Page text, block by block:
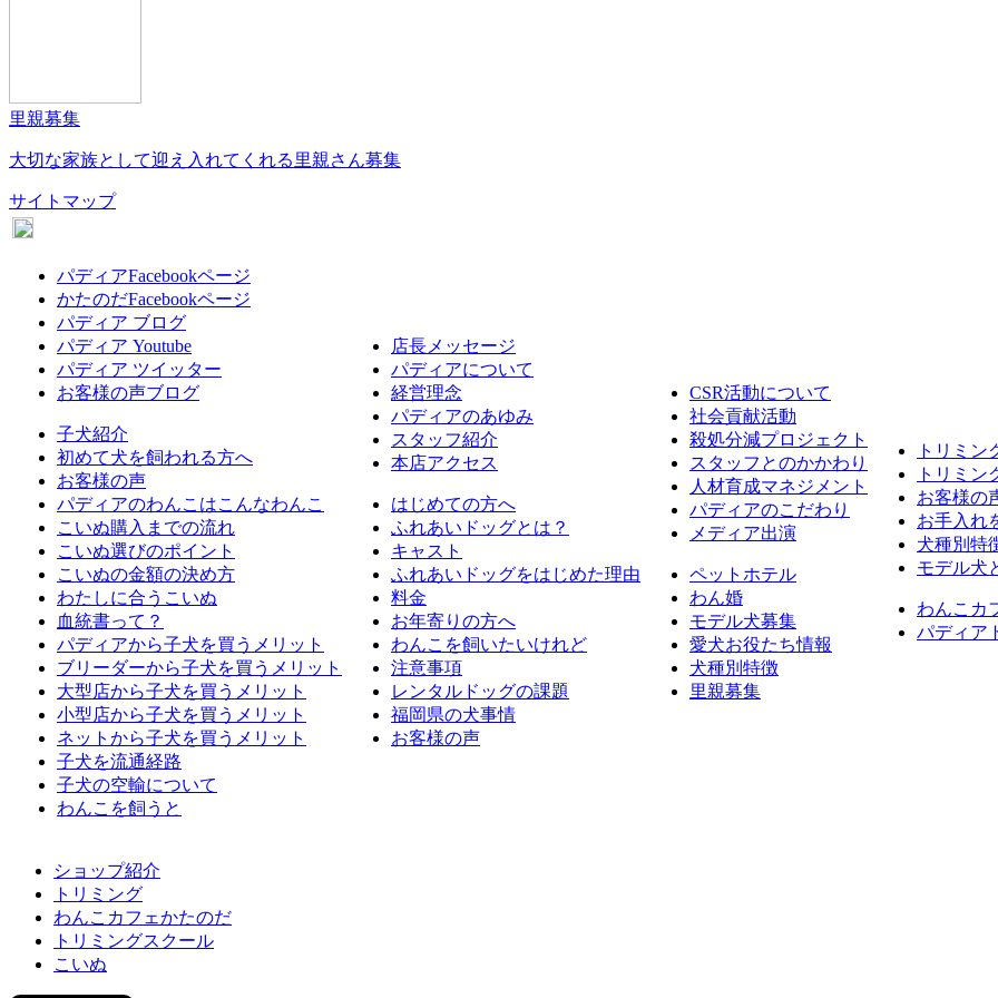
里親募集
大切な家族として迎え入れてくれる里親さん募集
サイトマップ
パディアFacebookページ
かたのだFacebookページ
パディア ブログ
パディア Youtube
パディア ツイッター
お客様の声ブログ
子犬紹介
初めて犬を飼われる方へ
お客様の声
パディアのわんこはこんなわんこ
こいぬ購入までの流れ
こいぬ選びのポイント
こいぬの金額の決め方
わたしに合うこいぬ
血統書って？
パディアから子犬を買うメリット
ブリーダーから子犬を買うメリット
大型店から子犬を買うメリット
小型店から子犬を買うメリット
ネットから子犬を買うメリット
子犬を流通経路
子犬の空輸について
わんこを飼うと
店長メッセージ
パディアについて
経営理念
パディアのあゆみ
スタッフ紹介
本店アクセス
はじめての方へ
ふれあいドッグとは？
キャスト
ふれあいドッグをはじめた理由
料金
お年寄りの方へ
わんこを飼いたいけれど
注意事項
レンタルドッグの課題
福岡県の犬事情
お客様の声
CSR活動について
社会貢献活動
殺処分減プロジェクト
スタッフとのかかわり
人材育成マネジメント
パディアのこだわり
メディア出演
ペットホテル
わん婚
モデル犬募集
愛犬お役たち情報
犬種別特徴
里親募集
トリミン
トリミン
お客様の
お手入れ
犬種別特
モデル犬
わんこカ
パディア
ショップ紹介
トリミング
わんこカフェかたのだ
トリミングスクール
こいぬ